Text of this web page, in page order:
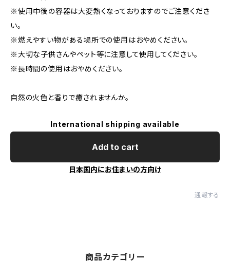
※使用中後の容器は大変熱くなっておりますのでご注意くださ
い。
※燃えやすい物がある場所での使用はおやめください。
※大切な子供さんやペット等に注意して使用してください。
※長時間の使用はおやめください。
自然の火色と香りで癒されませんか。
International shipping available
Add to cart
日本国内にお住まいの方向け
通報する
商品カテゴリー